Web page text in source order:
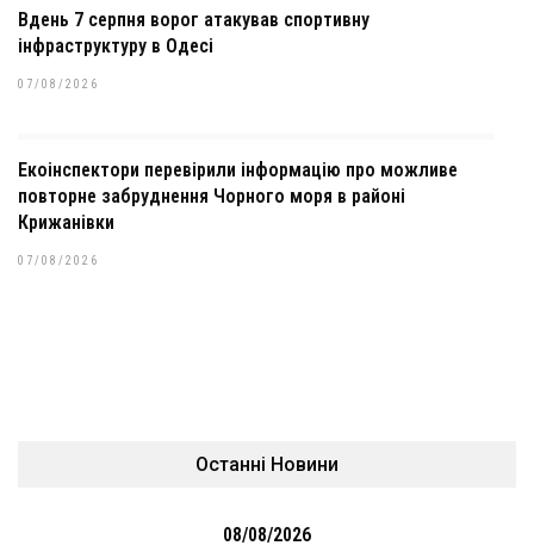
Вдень 7 серпня ворог атакував спортивну
інфраструктуру в Одесі
07/08/2026
Екоінспектори перевірили інформацію про можливе
повторне забруднення Чорного моря в районі
Крижанівки
07/08/2026
Останні Новини
08/08/2026